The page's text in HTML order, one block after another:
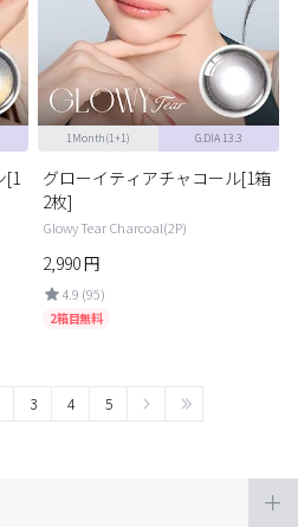
[1
1Month(1+1) G.DIA 13.3
グローイティアチャコール[1箱
2枚]
Glowy Tear Charcoal(2P)
2,990円
4.9 (95)
2箱目無料
3 4 5